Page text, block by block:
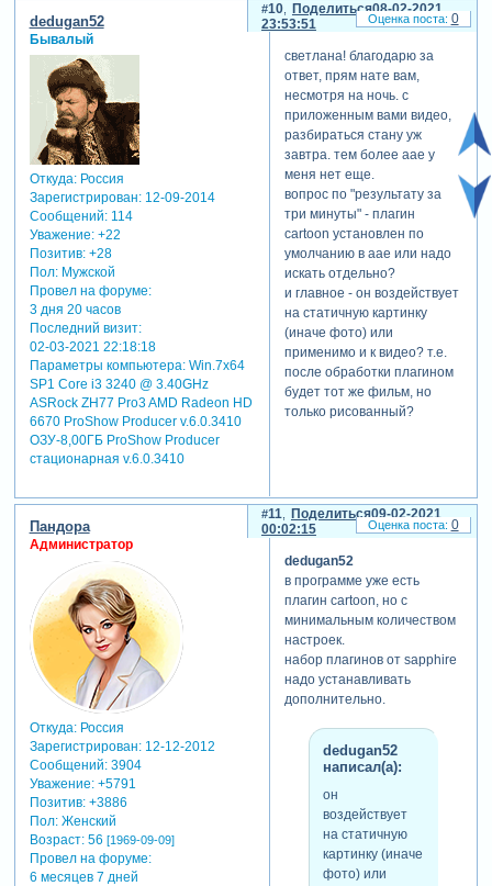
я пользуюсь другим
способом...
мне проще и быстрее
работать с набором
плагинов sapphire for after
effects. там точнее можно
настроить результат в
зависимости от ваших
потребностей.
можно сделать и цветной
вариант и черно-белый.
настроек у плагина много.
называется плагин в
наборе sapphires_cartoon
вот результат за три
минуты)
Зарегистрируйтесь,
интересные варианты
можно получить не только в
с помощью фильтра stylize в
davinci resolve studio:
Поделиться
10
08-02-2021
23:53:51
dedugan52
Бывалый
Откуда:Россия
Зарегистрирован: 12-09-2014
Сообщений:114
Уважение: +22
Позитив: +28
Пол:Мужской
Провел на форуме:
3 дня 20 часов
Последний визит:
02-03-2021 22:18:18
Параметры компьютера:Win.7x64
SP1 Core i3 3240 @ 3.40GHz
ASRock ZH77 Pro3 AMD Radeon HD
6670 ProShow Producer v.6.0.3410
ОЗУ-8,00ГБ ProShow Producer
стационарная v.6.0.3410
светлана! благодарю за
ответ, прям нате вам,
несмотря на ночь. с
приложенным вами видео,
разбираться стану уж
завтра. тем более aae у
меня нет еще.
вопрос по "результату за
три минуты" - плагин
cartoon установлен по
умолчанию в aae или надо
искать отдельно?
и главное - он воздействует
на статичную картинку
(иначе фото) или
применимо и к видео? т.е.
после обработки плагином
будет тот же фильм, но
только рисованный?
0
Поделиться
11
09-02-2021
00:02:15
Пандора
Администратор
Откуда:Россия
Зарегистрирован: 12-12-2012
Сообщений:3904
Уважение: +5791
Позитив: +3886
Пол:Женский
Возраст:56 [1969-09-09]
Провел на форуме:
6 месяцев 7 дней
dedugan52
в программе уже есть
плагин cartoon, но с
минимальным количеством
настроек.
набор плагинов от sapphire
надо устанавливать
дополнительно.
dedugan52
написал(а):
он
воздействует
на статичную
картинку (иначе
фото) или
0